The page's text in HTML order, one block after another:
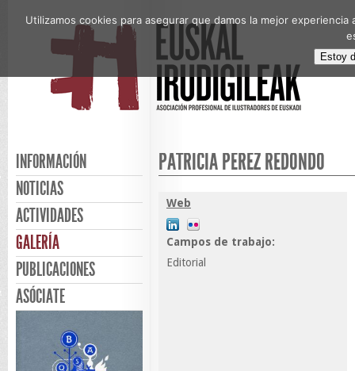
INFORMACIÓN
NOTICIAS
ACTIVIDADES
GALERÍA
PUBLICACIONES
ASÓCIATE
PATRICIA PÉREZ REDONDO
Web
Campos de trabajo:
Editorial
Utilizamos cookies para asegurar que damos la mejor
Estoy